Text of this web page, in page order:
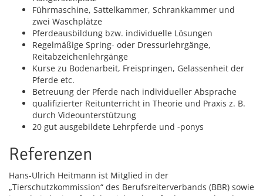
Führmaschine, Sattelkammer, Schrankkammer und
zwei Waschplätze
Pferdeausbildung bzw. individuelle Lösungen
Regelmäßige Spring- oder Dressurlehrgänge,
Reitabzeichenlehrgänge
Kurse zu Bodenarbeit, Freispringen, Gelassenheit der
Pferde etc.
Betreuung der Pferde nach individueller Absprache
qualifizierter Reitunterricht in Theorie und Praxis z. B.
durch Videounterstützung
20 gut ausgebildete Lehrpferde und -ponys
Referenzen
Hans-Ulrich Heitmann ist Mitglied in der
„Tierschutzkommission“ des Berufsreiterverbands (BBR) sowie